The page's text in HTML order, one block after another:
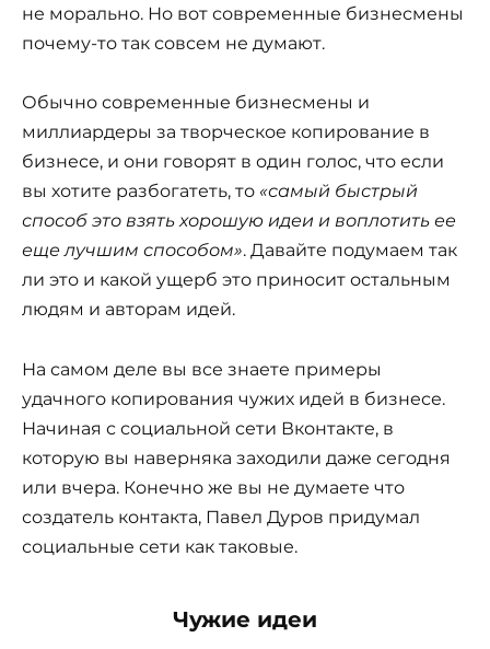
не морально. Но вот современные бизнесмены
почему-то так совсем не думают.
Обычно современные бизнесмены и
миллиардеры за творческое копирование в
бизнесе, и они говорят в один голос, что если
вы хотите разбогатеть, то «самый быстрый
способ это взять хорошую идеи и воплотить ее
еще лучшим способом». Давайте подумаем так
ли это и какой ущерб это приносит остальным
людям и авторам идей.
На самом деле вы все знаете примеры
удачного копирования чужих идей в бизнесе.
Начиная с социальной сети Вконтакте, в
которую вы наверняка заходили даже сегодня
или вчера. Конечно же вы не думаете что
создатель контакта, Павел Дуров придумал
социальные сети как таковые.
Чужие идеи